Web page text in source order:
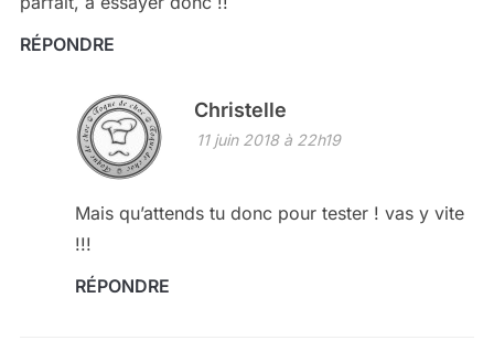
RÉPONDRE
Christelle
11 juin 2018 à 22h19
Mais qu’attends tu donc pour tester ! vas y vite
!!!
RÉPONDRE